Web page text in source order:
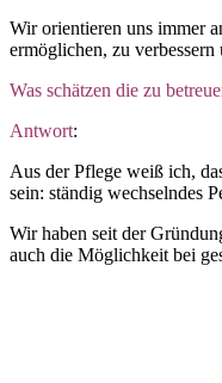
Wir orientieren uns immer
ermöglichen, zu
Was schätzen die zu
Antwort:
Aus der Pflege weiß ich,
sein: ständig wechselndes
Wir haben seit der
auch die Möglichkeit bei